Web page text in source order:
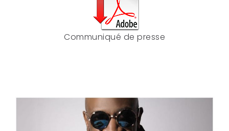
Communiqué de presse